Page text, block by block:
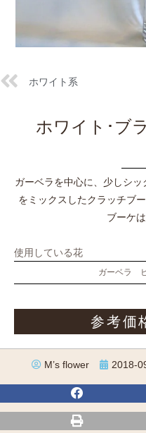
ホワイト系
ホワイト･ブ
ガーベラを中心に、少しシ
をミックスしたクラッチブ
ブーケ
使用している花
ガーベラ
参考価
M’s flower 2018-